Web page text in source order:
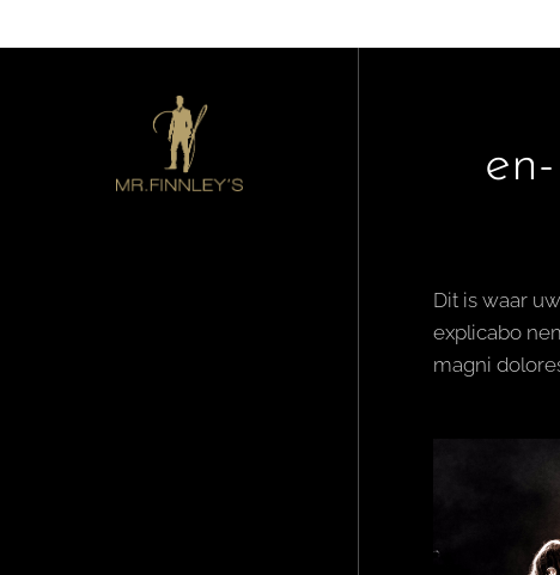
Dit is waar
explicabo
magni